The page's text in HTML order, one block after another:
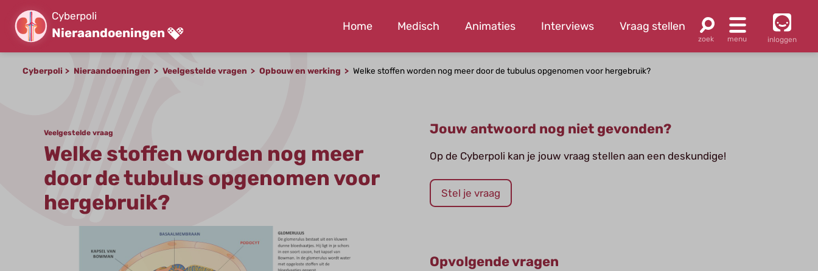
Cyberpoli
Nieraandoeningen Home Medisch Animaties Interviews Vraag stellen
inloggen
Cyberpoli Nieraandoeningen Veelgestelde vragen Opbouw en werking Welke stoffen worden nog meer door de tubulus opgenomen voor hergebruik?
Veelgestelde vraag
Welke stoffen worden nog meer
door de tubulus opgenomen voor
hergebruik?
Jouw antwoord nog niet gevonden?
Op de Cyberpoli kan je jouw vraag stellen aan een deskundige!
Stel je vraag
Opvolgende vragen